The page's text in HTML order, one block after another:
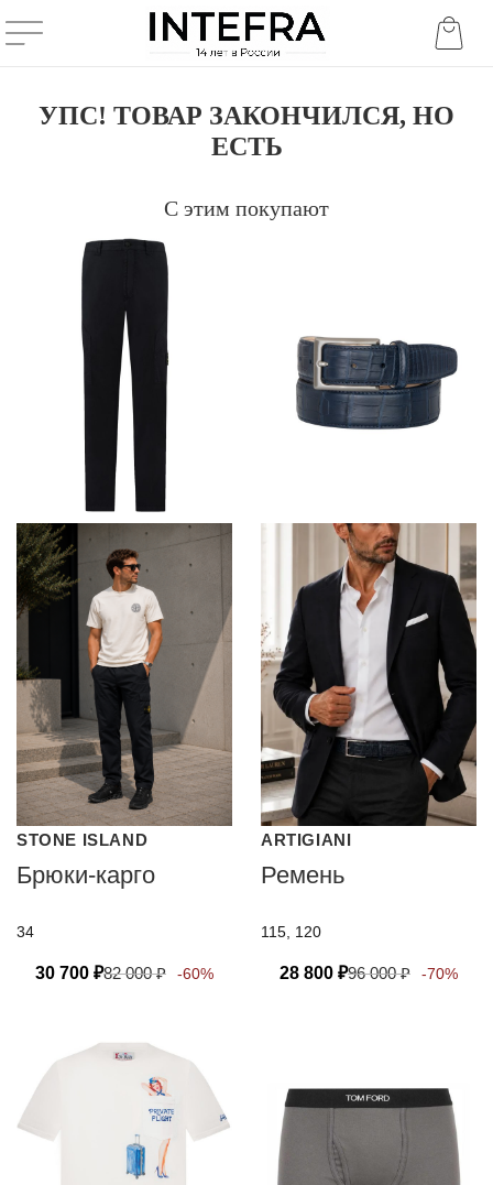
УПС! ТОВАР ЗАКОНЧИЛСЯ, НО
ЕСТЬ
С этим покупают
STONE ISLAND
Брюки-карго
34
30 700 ₽82 000₽ -60%
ARTIGIANI
Ремень
115, 120
28 800 ₽96 000₽ -70%